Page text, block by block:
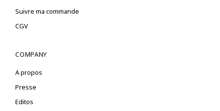
Suivre ma commande
CGV
COMPANY
A propos
Presse
Editos